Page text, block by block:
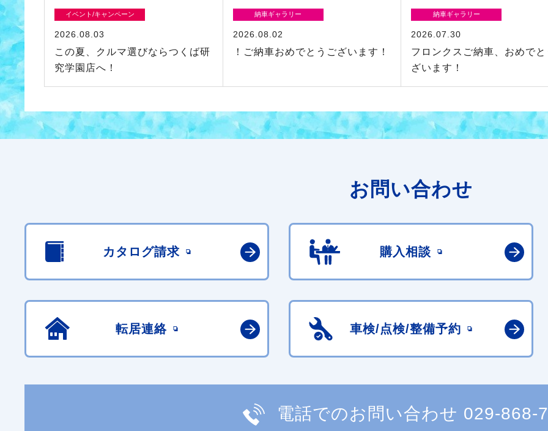
イベント/キャンペーン
2026.08.03
この夏、クルマ選びならつくば研
究学園店へ！
納車ギャラリー
2026.08.02
！ご納車おめでとうございます！
納車ギャラリー
2026.07.30
フロンクスご納車、おめで
ざいます！
お問い合わせ
カタログ請求 購入相談
転居連絡 車検/点検/整備予約
電話でのお問い合わせ 029-868-